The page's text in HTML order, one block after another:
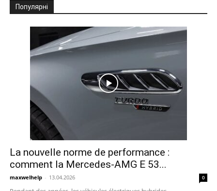
Популярні
La nouvelle norme de performance :
comment la Mercedes-AMG E 53...
maxwelhelp - 13.04.2026 0